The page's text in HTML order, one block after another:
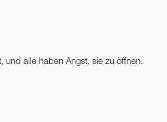
alle haben Angst, sie zu öffnen.